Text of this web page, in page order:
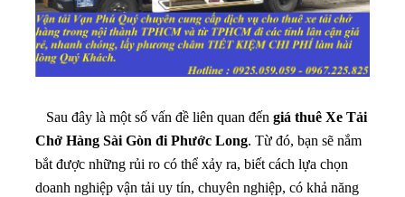
Sau đây là một số vấn đề liên quan đến giá thuê Xe Tải
Chở Hàng Sài Gòn đi Phước Long. Từ đó, bạn sẽ nắm
bắt được những rủi ro có thể xảy ra, biết cách lựa chọn
doanh nghiệp vận tải uy tín, chuyên nghiệp, có khả năng